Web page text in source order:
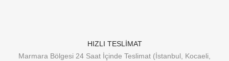
HIZLI TESLİMAT
Marmara Bölgesi 24 Saat İçinde Teslimat (İstanbul, Kocaeli,